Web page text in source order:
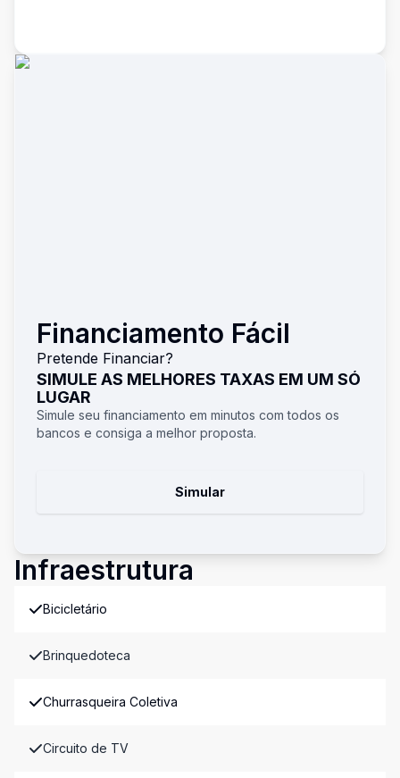
Financiamento Fácil
Pretende Financiar?
SIMULE AS MELHORES TAXAS EM UM SÓ
LUGAR
Simule seu financiamento em minutos com todos os
bancos e consiga a melhor proposta.
Simular
Infraestrutura
Bicicletário
Brinquedoteca
Churrasqueira Coletiva
Circuito de TV